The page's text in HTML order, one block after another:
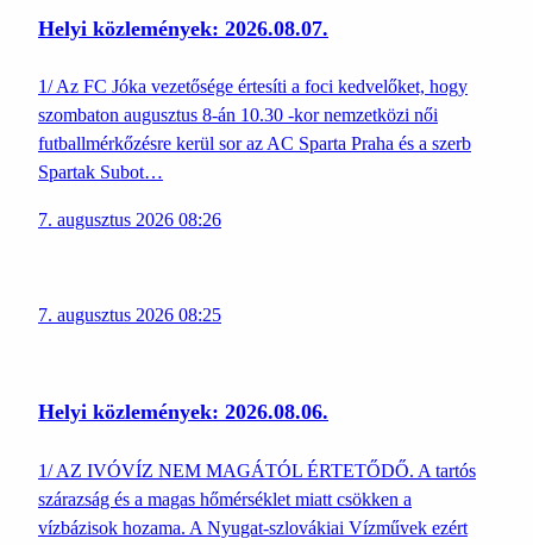
Helyi közlemények: 2026.08.07.
1/ Az FC Jóka vezetősége értesíti a foci kedvelőket, hogy
szombaton augusztus 8-án 10.30 -kor nemzetközi női
futballmérkőzésre kerül sor az AC Sparta Praha és a szerb
Spartak Subot…
7. augusztus 2026 08:26
7. augusztus 2026 08:25
Helyi közlemények: 2026.08.06.
1/ AZ IVÓVÍZ NEM MAGÁTÓL ÉRTETŐDŐ. A tartós
szárazság és a magas hőmérséklet miatt csökken a
vízbázisok hozama. A Nyugat-szlovákiai Vízművek ezért